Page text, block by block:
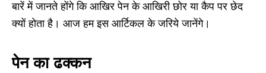
बारें में जानते होंगे कि आखिर पेन के आखिरी छोर या कैप पर छेद
क्यों होता है। आज हम इस आर्टिकल के जरिये जानेंगे।
पेन का ढक्कन